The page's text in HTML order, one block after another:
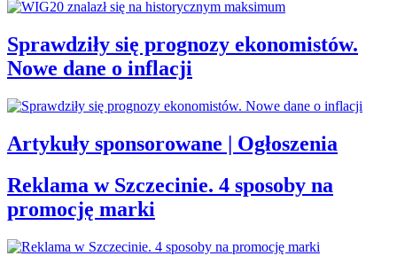
Sprawdziły się prognozy ekonomistów.
Nowe dane o inflacji
Artykuły sponsorowane | Ogłoszenia
Reklama w Szczecinie. 4 sposoby na
promocję marki